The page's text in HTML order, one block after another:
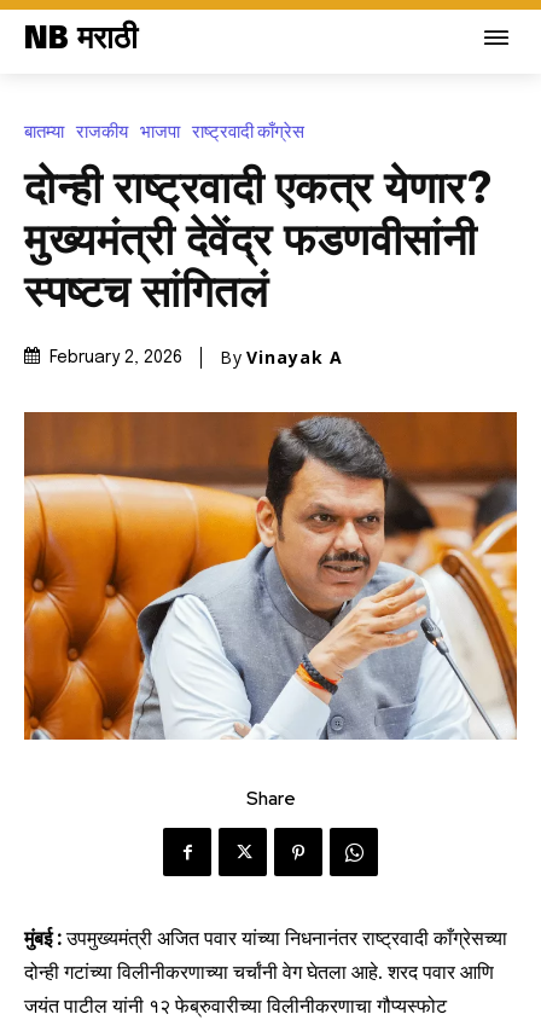
NB मराठी
बातम्या राजकीय भाजपा राष्ट्रवादी काँग्रेस
दोन्ही राष्ट्रवादी एकत्र येणार?
मुख्यमंत्री देवेंद्र फडणवीसांनी
स्पष्टच सांगितलं
February 2, 2026 By Vinayak A
Share
मुंबई :उपमुख्यमंत्री अजित पवार यांच्या निधनानंतर राष्ट्रवादी काँग्रेसच्या
दोन्ही गटांच्या विलीनीकरणाच्या चर्चांनी वेग घेतला आहे. शरद पवार आणि
जयंत पाटील यांनी १२ फेब्रुवारीच्या विलीनीकरणाचा गौप्यस्फोट